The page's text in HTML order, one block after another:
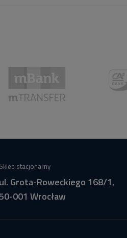
Sklep stacjonarny
ul. Grota-Roweckiego 168/1,
001 Wrocław